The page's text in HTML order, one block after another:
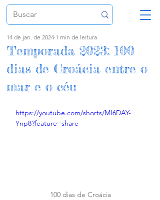
Temporada 2023: 100
dias de Croácia entre o
mar e o céu
14 de jan. de 2024 1 min de leitura
https://youtube.com/shorts/MI6DAY-
Ynp8?feature=share
100 dias de Croácia